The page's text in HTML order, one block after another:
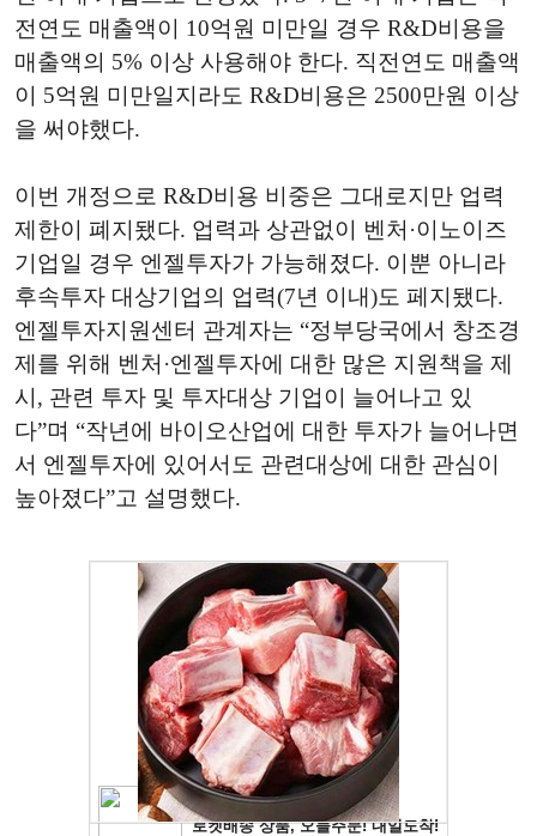
전연도 매출액이 10억원 미만일 경우 R&D비용을
매출액의 5% 이상 사용해야 한다. 직전연도 매출액
이 5억원 미만일지라도 R&D비용은 2500만원 이상
을 써야했다.
이번 개정으로 R&D비용 비중은 그대로지만 업력
제한이 폐지됐다. 업력과 상관없이 벤처·이노이즈
기업일 경우 엔젤투자가 가능해졌다. 이뿐 아니라
후속투자 대상기업의 업력(7년 이내)도 페지됐다.
엔젤투자지원센터 관계자는 “정부당국에서 창조경
제를 위해 벤처·엔젤투자에 대한 많은 지원책을 제
시, 관련 투자 및 투자대상 기업이 늘어나고 있
다”며 “작년에 바이오산업에 대한 투자가 늘어나면
서 엔젤투자에 있어서도 관련대상에 대한 관심이
높아졌다”고 설명했다.